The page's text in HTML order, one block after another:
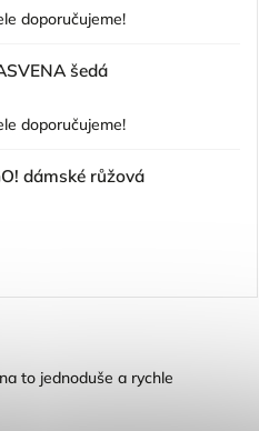
doporučujeme!
šedá
doporučujeme!
dámské růžová
to jednoduše a rychle